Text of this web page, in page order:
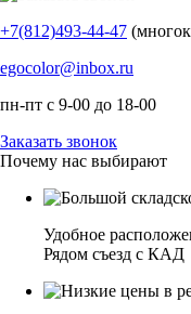
+7(812)493-44-47
egocolor@inbox.ru
пн-пт с 9-00 до 18-00
Заказать звонок
Почему нас выбирают
Удобное
Рядом съезд с КАД